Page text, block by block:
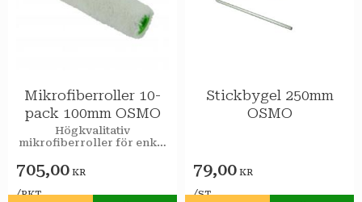
Mikrofiberroller 10-
pack 100mm OSMO
​Högkvalitativ
mikrofiberroller för enkel
Osmo Hårdvaxolja med
och utan pigment eller
705,00 KR
/PKT
Stickbygel 250mm
OSMO
79,00 KR
/ST